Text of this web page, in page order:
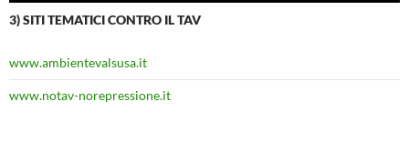
3) SITI TEMATICI CONTRO IL TAV
www.ambientevalsusa.it
www.notav-norepressione.it